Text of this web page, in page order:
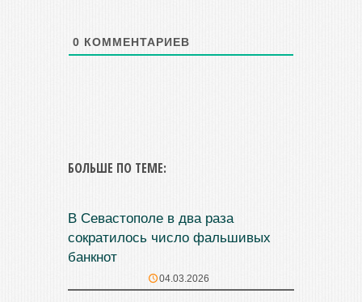
0 КОММЕНТАРИЕВ
БОЛЬШЕ ПО ТЕМЕ:
В Севастополе в два раза
сократилось число фальшивых
банкнот
04.03.2026